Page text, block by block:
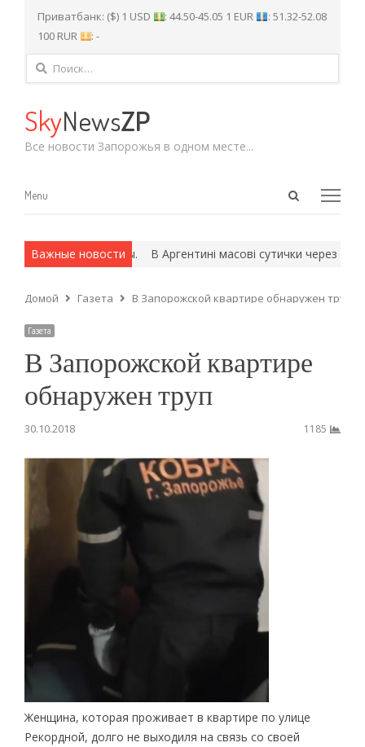
Приватбанк: ($) 1 USD : 44.50-45.05 1 EUR
: 51.32-52.08
100 RUR
: -
Найти:
SkyNewsZP
Все новости Запорожья в одном месте...
Open
Menu
Menu
Важные новости
армейские методы. В Аргентині масові сутички через
Домой Газета В Запорожской квартире обнаружен труп
Газета
В Запорожской квартире
обнаружен труп
30.10.2018 1185
Женщина, которая проживает в квартире по улице
Рекордной, долго не выходиля на связь со своей